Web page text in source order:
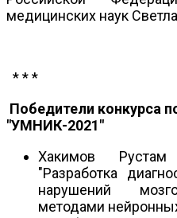
медицинских наук
* * *
Победители конкурса
"УМНИК-2021"
Хакимов Рустам
"Разработка
нарушений
методами